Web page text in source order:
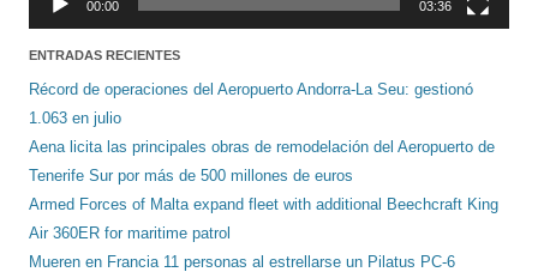
00:00 03:36
ENTRADAS RECIENTES
Récord de operaciones del Aeropuerto Andorra-La Seu: gestionó
1.063 en julio
Aena licita las principales obras de remodelación del Aeropuerto de
Tenerife Sur por más de 500 millones de euros
Armed Forces of Malta expand fleet with additional Beechcraft King
Air 360ER for maritime patrol
Mueren en Francia 11 personas al estrellarse un Pilatus PC-6